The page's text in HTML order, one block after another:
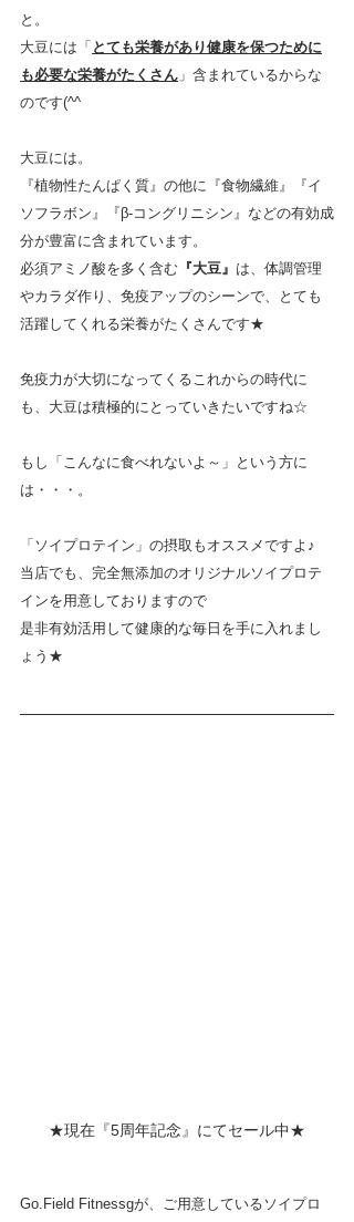
と。
大豆には「 とても栄養があり健康を保つために
も必要な栄養がたくさん 」含まれているからな
のです(^^
大豆には。
『植物性たんぱく質』の他に『食物繊維』『イ
ソフラボン』『β-コングリニシン』などの有効成
分が豊富に含まれています。
必須アミノ酸を多く含む 『大豆』 は、体調管理
やカラダ作り、免疫アップのシーンで、とても
活躍してくれる栄養がたくさんです★
免疫力が大切になってくるこれからの時代に
も、大豆は積極的にとっていきたいですね☆
もし「こんなに食べれないよ～」という方に
は・・・。
「ソイプロテイン」の摂取もオススメですよ♪
当店でも、完全無添加のオリジナルソイプロテ
インを用意しておりますので
是非有効活用して健康的な毎日を手に入れまし
ょう★
★現在『5周年記念』にてセール中★
Go.Field Fitnessgが、ご用意しているソイプロ